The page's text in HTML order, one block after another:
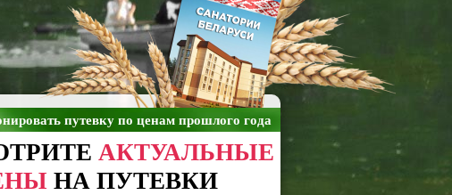
путевку по ценам прошлого года
АКТУАЛЬНЫЕ
НА ПУТЕВКИ